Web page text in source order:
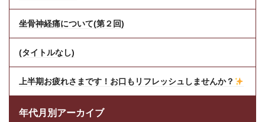
坐骨神経痛について(第２回)
(タイトルなし)
上半期お疲れさまです！お口もリフレッシュしませんか？
年代月別アーカイブ